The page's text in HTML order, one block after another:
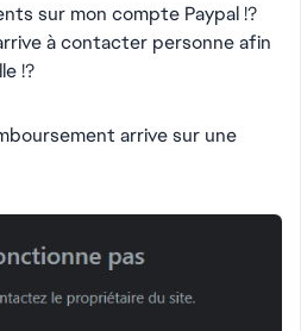
sur mon compte Paypal !?
à contacter personne afin
!?
arrive sur une